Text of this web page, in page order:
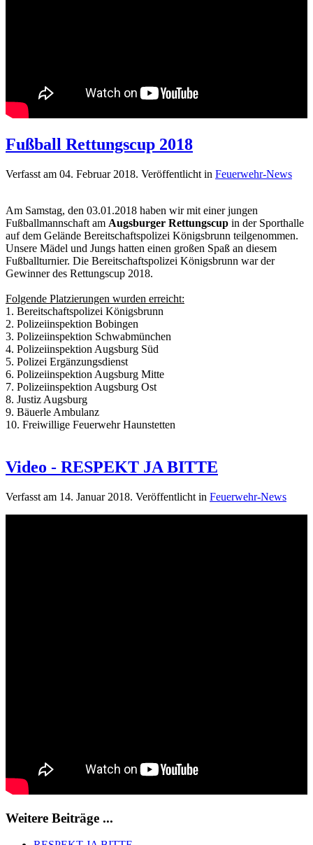
Fußball Rettungscup 2018
Verfasst am 04. Februar 2018. Veröffentlicht in Feuerwehr-News
Am Samstag, den 03.01.2018 haben wir mit einer jungen
Fußballmannschaft am Augsburger Rettungscup in der Sporthalle
auf dem Gelände Bereitschaftspolizei Königsbrunn teilgenommen.
Unsere Mädel und Jungs hatten einen großen Spaß an diesem
Fußballturnier. Die Bereitschaftspolizei Königsbrunn war der
Gewinner des Rettungscup 2018.
Folgende Platzierungen wurden erreicht:
1. Bereitschaftspolizei Königsbrunn
2. Polizeiinspektion Bobingen
3. Polizeiinspektion Schwabmünchen
4. Polizeiinspektion Augsburg Süd
5. Polizei Ergänzungsdienst
6. Polizeiinspektion Augsburg Mitte
7. Polizeiinspektion Augsburg Ost
8. Justiz Augsburg
9. Bäuerle Ambulanz
10. Freiwillige Feuerwehr Haunstetten
Video - RESPEKT JA BITTE
Verfasst am 14. Januar 2018. Veröffentlicht in Feuerwehr-News
Weitere Beiträge ...